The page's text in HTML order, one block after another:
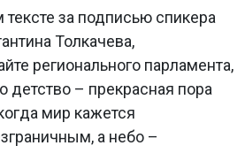
за подписью спикера
Толкачева,
регионального парламента,
детство – прекрасная пора
мир кажется
а небо –